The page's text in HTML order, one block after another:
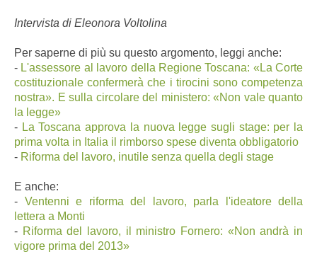
Intervista di Eleonora Voltolina
Per saperne di più su questo argomento, leggi anche:
- L'assessore al lavoro della Regione Toscana: «La Corte
costituzionale confermerà che i tirocini sono competenza
nostra». E sulla circolare del ministero: «Non vale quanto
la legge»
- La Toscana approva la nuova legge sugli stage: per la
prima volta in Italia il rimborso spese diventa obbligatorio
- Riforma del lavoro, inutile senza quella degli stage
E anche:
- Ventenni e riforma del lavoro, parla l'ideatore della
lettera a Monti
- Riforma del lavoro, il ministro Fornero: «Non andrà in
vigore prima del 2013»